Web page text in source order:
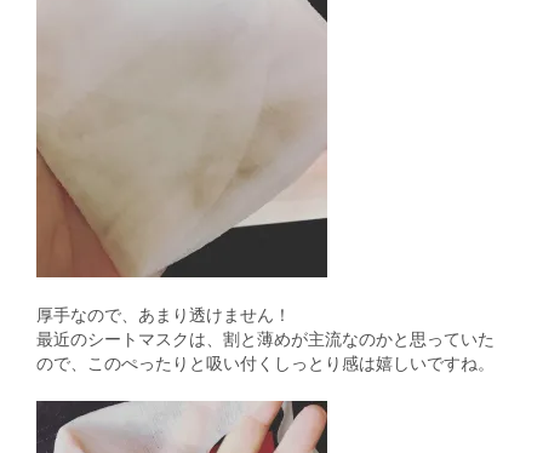
厚手なので、あまり透けません！
最近のシートマスクは、割と薄めが主流なのかと思っていた
ので、このぺったりと吸い付くしっとり感は嬉しいですね。